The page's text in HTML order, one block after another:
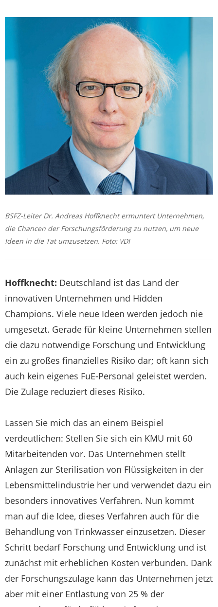
BSFZ-Leiter Dr. Andreas Hoffknecht ermuntert Unternehmen,
die Chancen der Forschungsförderung zu nutzen, um neue
Ideen in die Tat umzusetzen. Foto: VDI
Hoffknecht: Deutschland ist das Land der
innovativen Unternehmen und Hidden
Champions. Viele neue Ideen werden jedoch nie
umgesetzt. Gerade für kleine Unternehmen stellen
die dazu notwendige Forschung und Entwicklung
ein zu großes finanzielles Risiko dar; oft kann sich
auch kein eigenes FuE-Personal geleistet werden.
Die Zulage reduziert dieses Risiko.
Lassen Sie mich das an einem Beispiel
verdeutlichen: Stellen Sie sich ein KMU mit 60
Mitarbeitenden vor. Das Unternehmen stellt
Anlagen zur Sterilisation von Flüssigkeiten in der
Lebensmittelindustrie her und verwendet dazu ein
besonders innovatives Verfahren. Nun kommt
man auf die Idee, dieses Verfahren auch für die
Behandlung von Trinkwasser einzusetzen. Dieser
Schritt bedarf Forschung und Entwicklung und ist
zunächst mit erheblichen Kosten verbunden. Dank
der Forschungszulage kann das Unternehmen jetzt
aber mit einer Entlastung von 25 % der